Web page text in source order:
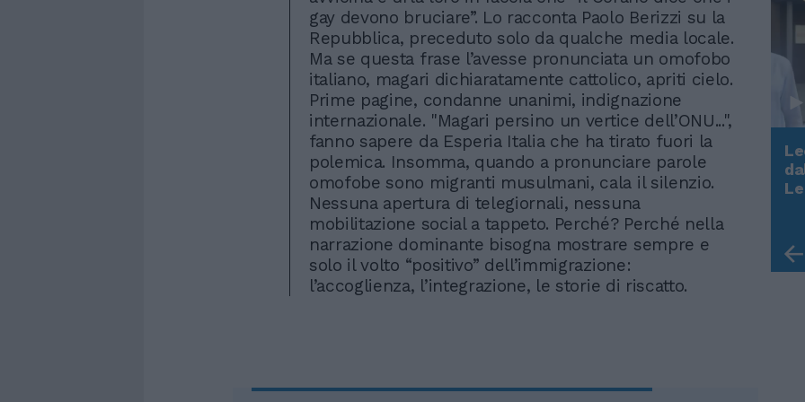
gay devono bruciare”. Lo racconta Paolo Berizzi su la
Repubblica, preceduto solo da qualche media locale.
Ma se questa frase l’avesse pronunciata un omofobo
italiano, magari dichiaratamente cattolico, apriti cielo.
Prime pagine, condanne unanimi, indignazione
internazionale. "Magari persino un vertice dell’ONU...",
fanno sapere da Esperia Italia che ha tirato fuori la
polemica. Insomma, quando a pronunciare parole
omofobe sono migranti musulmani, cala il silenzio.
Nessuna apertura di telegiornali, nessuna
mobilitazione social a tappeto. Perché? Perché nella
narrazione dominante bisogna mostrare sempre e
solo il volto “positivo” dell’immigrazione:
l’accoglienza, l’integrazione, le storie di riscatto.
Rudy Giuliani a Come States?
Trump, Meloni e la strategia
americana